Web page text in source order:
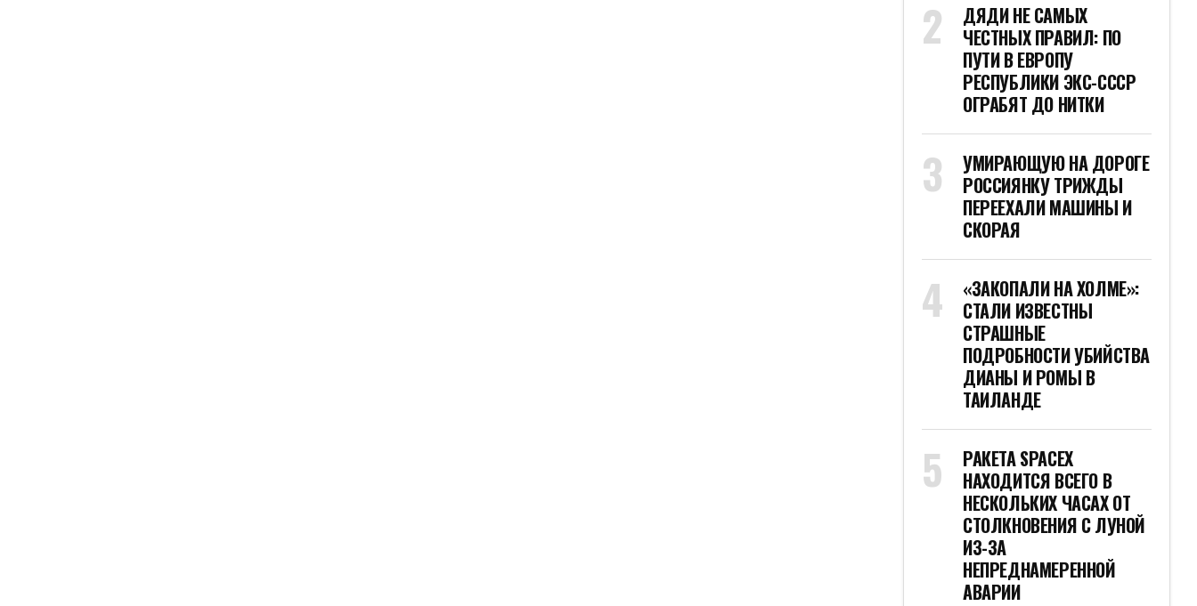
ДЯДИ НЕ САМЫХ
ЧЕСТНЫХ ПРАВИЛ: ПО
ПУТИ В ЕВРОПУ
РЕСПУБЛИКИ ЭКС-СССР
ОГРАБЯТ ДО НИТКИ
УМИРАЮЩУЮ НА ДОРОГЕ
РОССИЯНКУ ТРИЖДЫ
ПЕРЕЕХАЛИ МАШИНЫ И
СКОРАЯ
«ЗАКОПАЛИ НА ХОЛМЕ»:
СТАЛИ ИЗВЕСТНЫ
СТРАШНЫЕ
ПОДРОБНОСТИ УБИЙСТВА
ДИАНЫ И РОМЫ В
ТАИЛАНДЕ
РАКЕТА SPACEX
НАХОДИТСЯ ВСЕГО В
НЕСКОЛЬКИХ ЧАСАХ ОТ
СТОЛКНОВЕНИЯ С ЛУНОЙ
ИЗ-ЗА
НЕПРЕДНАМЕРЕННОЙ
АВАРИИ